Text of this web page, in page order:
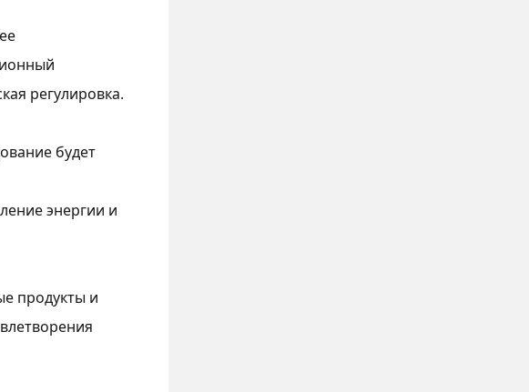
регулировка.
будет
энергии и
продукты и